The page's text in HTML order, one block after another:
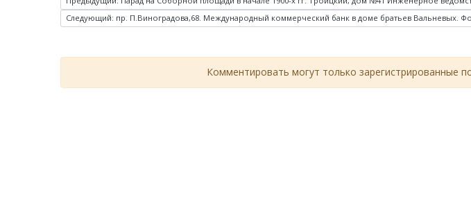
Следующий: пр. П.Виноградова,68. Международный коммерческий банк в доме братьев Вальневых.
Комментировать могут только зарегистрированные